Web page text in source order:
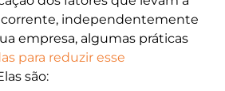
independentemente
empresa, algumas práticas
para reduzir esse
são: